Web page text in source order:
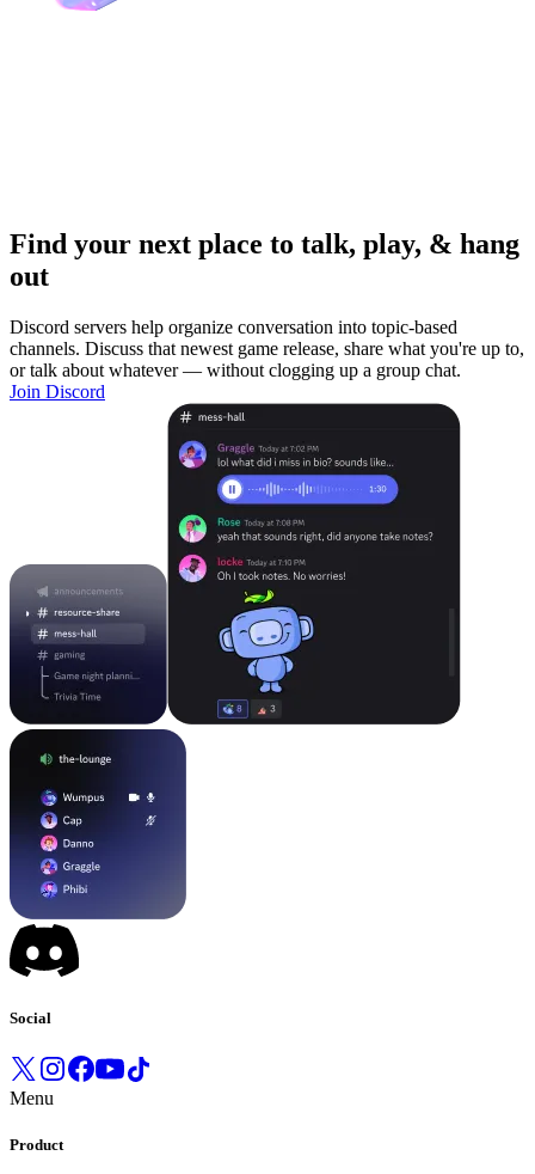
Find your next place to talk, play, & hang
out
Discord servers help organize conversation into topic-based
channels. Discuss that newest game release, share what you're up to,
or talk about whatever — without clogging up a group chat.
Join Discord
Social
Menu
Product